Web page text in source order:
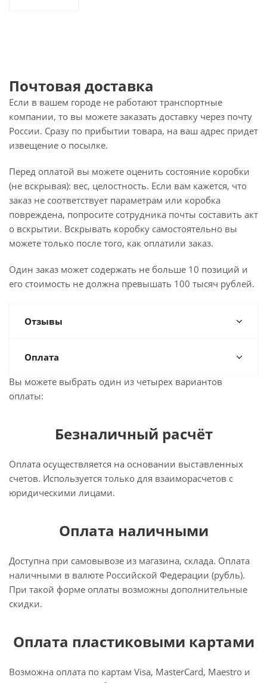
Почтовая доставка
Если в вашем городе не работают транспортные
компании, то вы можете заказать доставку через почту
России. Сразу по прибытии товара, на ваш адрес придет
извещение о посылке.
Перед оплатой вы можете оценить состояние коробки
(не вскрывая): вес, целостность. Если вам кажется, что
заказ не соответствует параметрам или коробка
повреждена, попросите сотрудника почты составить акт
о вскрытии. Вскрывать коробку самостоятельно вы
можете только после того, как оплатили заказ.
Один заказ может содержать не больше 10 позиций и
его стоимость не должна превышать 100 тысяч рублей.
Отзывы
Оплата
Вы можете выбрать один из четырех вариантов
оплаты:
Безналичный расчёт
Оплата осуществляется на основании выставленных
счетов. Используется только для взаиморасчетов с
юридическими лицами.
Оплата наличными
Доступна при самовывозе из магазина, склада. Оплата
наличными в валюте Российской Федерации (рубль).
При такой форме оплаты возможны дополнительные
скидки.
Оплата пластиковыми картами
Возможна оплата по картам Visa, MasterCard, Maestro и